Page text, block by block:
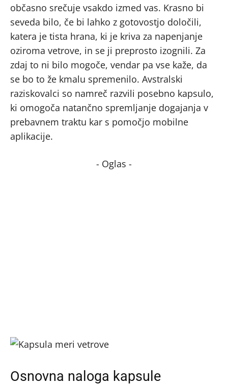
občasno srečuje vsakdo izmed vas. Krasno bi
seveda bilo, če bi lahko z gotovostjo določili,
katera je tista hrana, ki je kriva za napenjanje
oziroma vetrove, in se ji preprosto izognili. Za
zdaj to ni bilo mogoče, vendar pa vse kaže, da
se bo to že kmalu spremenilo. Avstralski
raziskovalci so namreč razvili posebno kapsulo,
ki omogoča natančno spremljanje dogajanja v
prebavnem traktu kar s pomočjo mobilne
aplikacije.
- Oglas -
Osnovna naloga kapsule